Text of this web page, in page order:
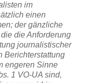
im
einen
der gänzliche
die Anforderung
journalistischer
Berichterstattung
engeren Sinne
1 VO-UA sind,